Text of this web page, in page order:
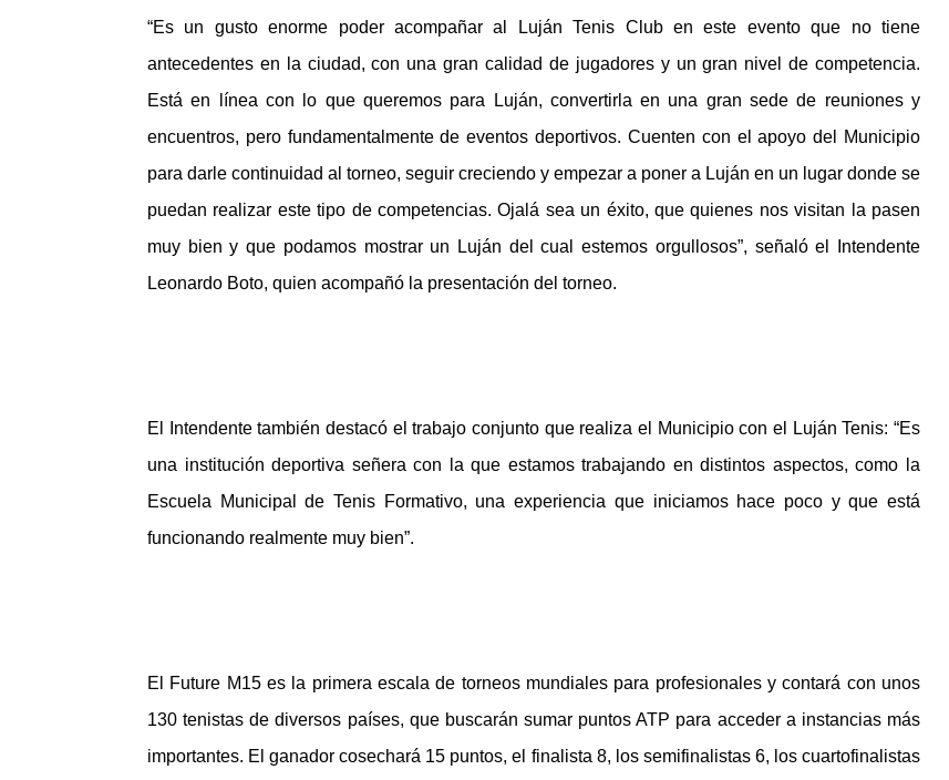
“Es un gusto enorme poder acompañar al Luján Tenis Club en este evento que no tiene
antecedentes en la ciudad, con una gran calidad de jugadores y un gran nivel de competencia.
Está en línea con lo que queremos para Luján, convertirla en una gran sede de reuniones y
encuentros, pero fundamentalmente de eventos deportivos. Cuenten con el apoyo del Municipio
para darle continuidad al torneo, seguir creciendo y empezar a poner a Luján en un lugar donde se
puedan realizar este tipo de competencias. Ojalá sea un éxito, que quienes nos visitan la pasen
muy bien y que podamos mostrar un Luján del cual estemos orgullosos”, señaló el Intendente
Leonardo Boto, quien acompañó la presentación del torneo.
El Intendente también destacó el trabajo conjunto que realiza el Municipio con el Luján Tenis: “Es
una institución deportiva señera con la que estamos trabajando en distintos aspectos, como la
Escuela Municipal de Tenis Formativo, una experiencia que iniciamos hace poco y que está
funcionando realmente muy bien”.
El Future M15 es la primera escala de torneos mundiales para profesionales y contará con unos
130 tenistas de diversos países, que buscarán sumar puntos ATP para acceder a instancias más
importantes. El ganador cosechará 15 puntos, el finalista 8, los semifinalistas 6, los cuartofinalistas